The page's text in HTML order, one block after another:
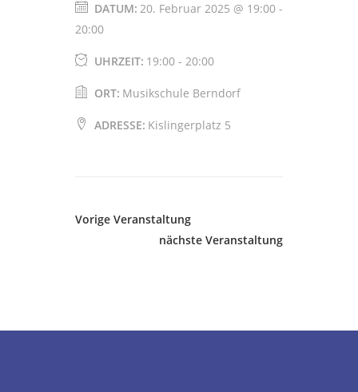
DATUM: 20. Februar 2025 @ 19:00 -
20:00
UHRZEIT: 19:00 - 20:00
ORT: Musikschule Berndorf
ADRESSE: Kislingerplatz 5
Vorige Veranstaltung
nächste Veranstaltung